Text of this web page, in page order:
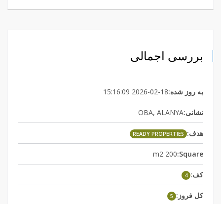
بررسی اجمالی
به روز شده:2026-02-18 15:16:09
نشانی:OBA, ALANYA
هدف: READY PROPERTIES
Square:
200 m2
کف: 4
کل فروز: 5